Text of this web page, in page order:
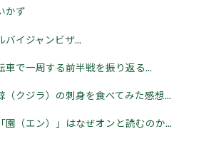
かず
バイジャンビザ...
車で一周する前半戦を振り返る...
（クジラ）の刺身を食べてみた感想...
園（エン）」はなぜオンと読むのか...